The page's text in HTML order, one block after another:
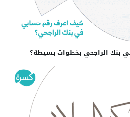
بنك الراجحي بخطوات بسيطة؟